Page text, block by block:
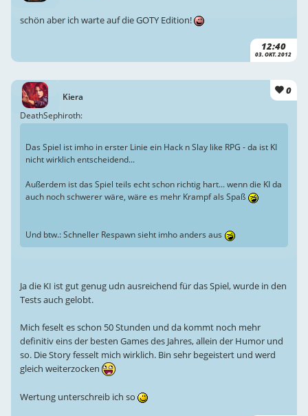
12:40
03. OKT. 2012
schön aber ich warte auf die GOTY Edition!
Kiera
0
DeathSephiroth:
Das Spiel ist imho in erster Linie ein Hack n Slay like RPG - da ist KI
nicht wirklich entscheidend...
Außerdem ist das Spiel teils echt schon richtig hart... wenn die KI da
auch noch schwerer wäre, wäre es mehr Krampf als Spaß
Und btw.: Schneller Respawn sieht imho anders aus
Ja die KI ist gut genug udn ausreichend für das Spiel, wurde in den
Tests auch gelobt.
Mich feselt es schon 50 Stunden und da kommt noch mehr
definitiv eins der besten Games des Jahres, allein der Humor und
so. Die Story fesselt mich wirklich. Bin sehr begeistert und werd
gleich weiterzocken
Wertung unterschreib ich so